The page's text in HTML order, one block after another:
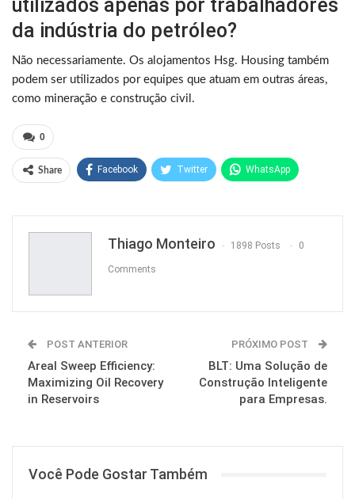
utilizados apenas por trabalhadores
da indústria do petróleo?
Não necessariamente. Os alojamentos Hsg. Housing também
podem ser utilizados por equipes que atuam em outras áreas,
como mineração e construção civil.
0
Share Facebook Twitter WhatsApp
Thiago Monteiro 1898 Posts 0
Comments
POST ANTERIOR
Areal Sweep Efficiency:
Maximizing Oil Recovery
in Reservoirs
PRÓXIMO POST
BLT: Uma Solução de
Construção Inteligente
para Empresas.
Você Pode Gostar Também